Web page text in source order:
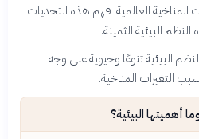
العالمية. فهم هذه التحديات
البيئية الثمينة.
البيئية تنوعًا وحيوية على وجه
التغيرات المناخية.
أهميتها البيئية؟